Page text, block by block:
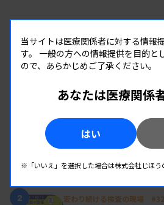
人気の記事
チーム医療の中で信頼さ
2 変わり続ける検査の現場
当サイトは医療関係者に対する情報
す。 一般の方への情報提供を目的と
ので、あらかじめご了承ください。
あなたは医療関係
はい
※「いいえ」を選択した場合は株式会社じほう